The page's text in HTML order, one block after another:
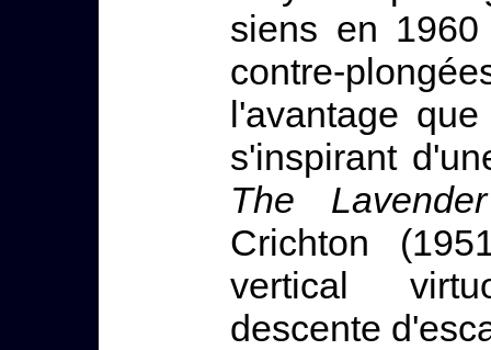
siens en
contre-
l'avantage
s'inspirant
The
Crichton
vertical
descente